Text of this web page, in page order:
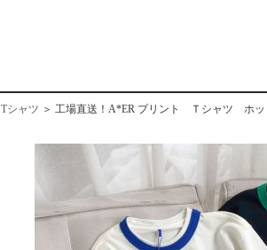
Tシャツ ＞ 工場直送！A*ER プリント Ｔシャツ ホ